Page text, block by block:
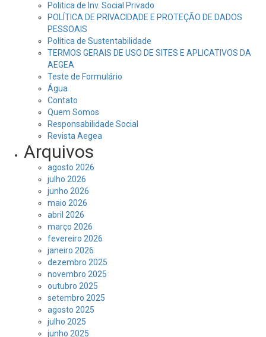
Politica de Inv. Social Privado
POLÍTICA DE PRIVACIDADE E PROTEÇÃO DE DADOS
PESSOAIS
Política de Sustentabilidade
TERMOS GERAIS DE USO DE SITES E APLICATIVOS DA
AEGEA
Teste de Formulário
Água
Contato
Quem Somos
Responsabilidade Social
Revista Aegea
Arquivos
agosto 2026
julho 2026
junho 2026
maio 2026
abril 2026
março 2026
fevereiro 2026
janeiro 2026
dezembro 2025
novembro 2025
outubro 2025
setembro 2025
agosto 2025
julho 2025
junho 2025